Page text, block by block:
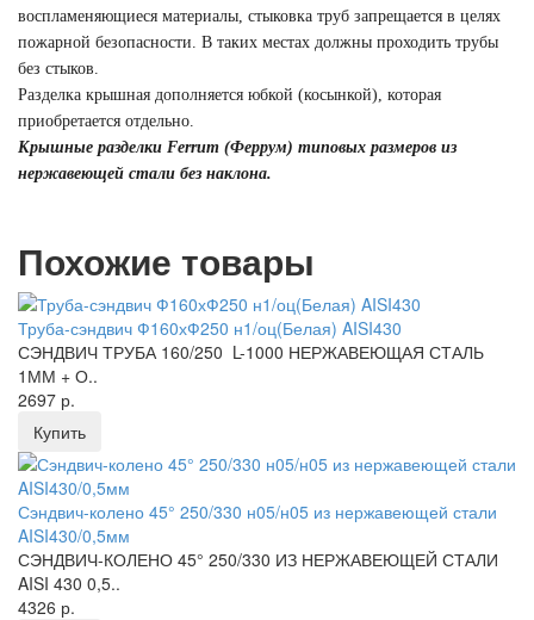
воспламеняющиеся материалы, стыковка труб запрещается в целях
пожарной безопасности. В таких местах должны проходить трубы
без стыков.
Разделка крышная дополняется юбкой (косынкой), которая
приобретается отдельно.
Крышные разделки Ferrum (Феррум) типовых размеров из
нержавеющей стали без наклона.
Похожие товары
Труба-сэндвич Ф160хФ250 н1/оц(Белая) AISI430
СЭНДВИЧ ТРУБА 160/250 L-1000 НЕРЖАВЕЮЩАЯ СТАЛЬ
1ММ + О..
2697 р.
Купить
Сэндвич-колено 45° 250/330 н05/н05 из нержавеющей стали
AISI430/0,5мм
СЭНДВИЧ-КОЛЕНО 45° 250/330 ИЗ НЕРЖАВЕЮЩЕЙ СТАЛИ
AISI 430 0,5..
4326 р.